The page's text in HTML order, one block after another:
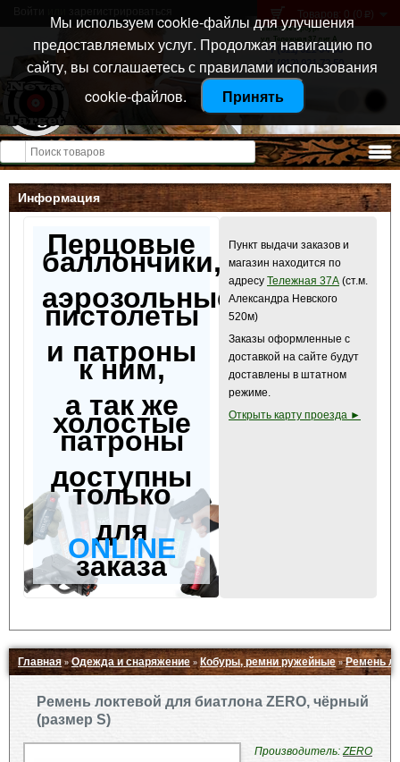
Санкт-Петербург
ул. Тележная 37 лит А
+7 (911) 021-04-08
+7 (812) 921-73-50
Товаров: 0 (0 p )
Открыть меню
Информация
Перцовые
баллончики,
аэрозольные
пистолеты
и патроны
к ним,
а так же
холостые
патроны
доступны
только
для
ONLINE
заказа
Пункт выдачи заказов и
магазин находится по
адресу Тележная 37А (ст.м.
Александра Невского
520м)
Заказы оформленные с
доставкой на сайте будут
доставлены в штатном
режиме.
Открыть карту проезда ►
Главная»Одежда и снаряжение » Кобуры, ремни ружейные»Ремень
Ремень локтевой для биатлона ZERO, чёрный
(размер S)
Производитель: ZERO
Мы используем cookie-файлы для улучшения
предоставляемых услуг. Продолжая навигацию по
сайту, вы соглашаетесь с правилами использования
cookie-файлов.
Принять